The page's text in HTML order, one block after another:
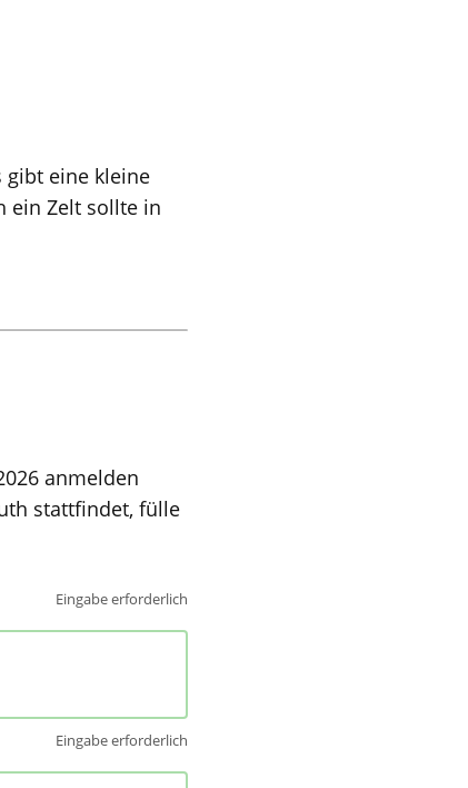
gibt eine kleine
ein Zelt sollte in
anmelden
stattfindet, fülle
Eingabe erforderlich
Eingabe erforderlich